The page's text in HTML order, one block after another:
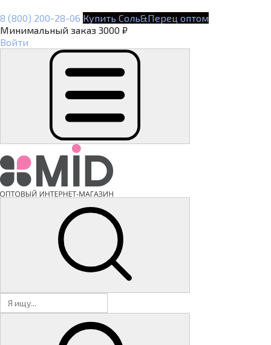
8 (800) 200-28-06 Купить Соль&Перец оптом
Минимальный заказ 3000 ₽
Войти